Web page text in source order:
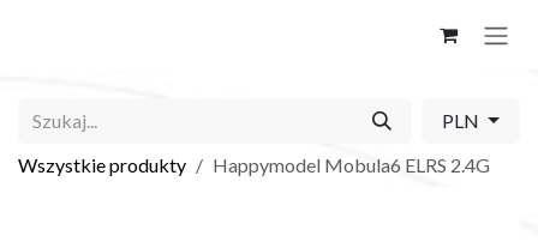
PLN
Wszystkie produkty
Happymodel Mobula6 ELRS 2.4G